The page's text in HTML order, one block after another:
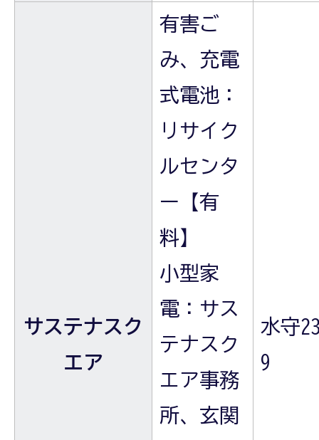
サステナスク
エア
有害ご
み、充電
式電池：
リサイク
ルセンタ
ー【有
料】
小型家
電：サス
テナスク
エア事務
所、玄関
水守
9